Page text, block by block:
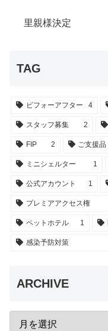
里親様決定
TAG
ビフォーアフター 4
スタッフ募集 2
FIP 2 ご支援品
ミニシェルター 1
公式アカウント 1
プレミアアクセス権
ペットホテル 1
感染予防対策
ARCHIVE